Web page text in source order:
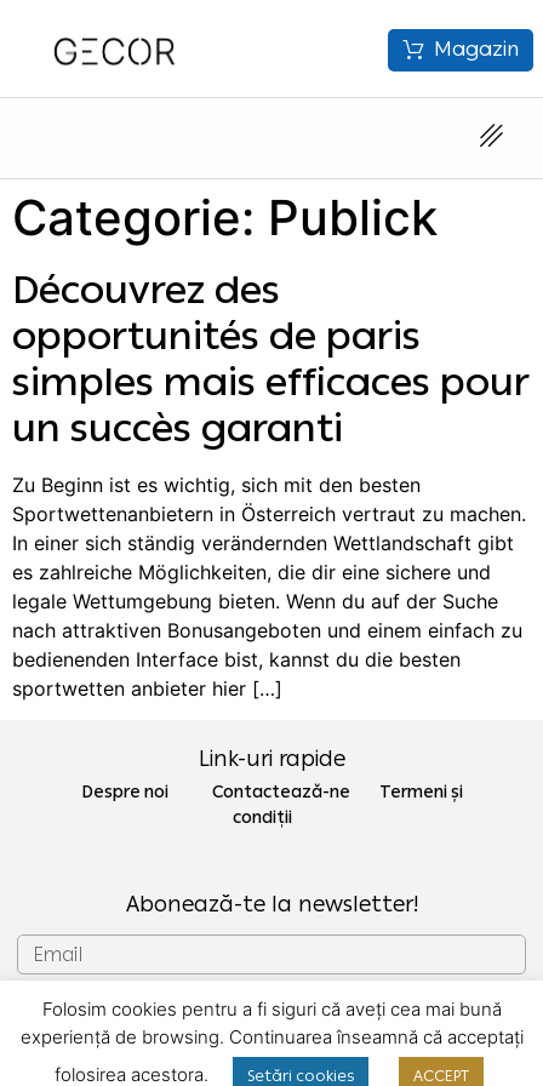
Magazin
Categorie: Publick
Découvrez des
opportunités de paris
simples mais efficaces pour
un succès garanti
Zu Beginn ist es wichtig, sich mit den besten
Sportwettenanbietern in Österreich vertraut zu machen.
In einer sich ständig verändernden Wettlandschaft gibt
es zahlreiche Möglichkeiten, die dir eine sichere und
legale Wettumgebung bieten. Wenn du auf der Suche
nach attraktiven Bonusangeboten und einem einfach zu
bedienenden Interface bist, kannst du die besten
sportwetten anbieter hier […]
Link-uri rapide
Despre noi Contactează-ne
Termeni și
condiții
Abonează-te la newsletter!
SUBSCRIU
Folosim cookies pentru a fi siguri că aveți cea mai bună
experiență de browsing. Continuarea înseamnă că acceptați
folosirea acestora.
Setări cookies ACCEPT